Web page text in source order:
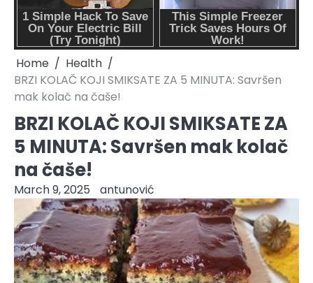
Home
Health
BRZI KOLAČ KOJI SMIKSATE ZA 5 MINUTA: Savršen
mak kolač na čaše!
BRZI KOLAČ KOJI SMIKSATE ZA
5 MINUTA: Savršen mak kolač
na čaše!
March 9, 2025 antunović